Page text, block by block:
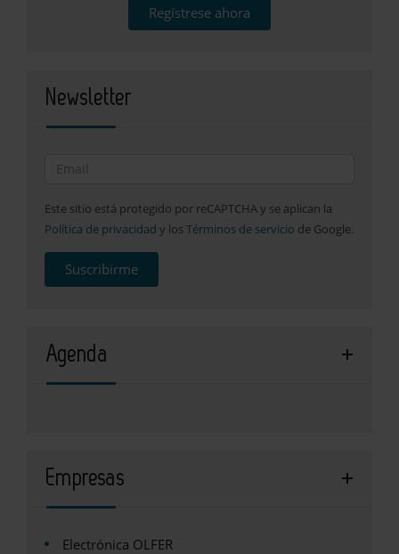
Regístrese ahora
Newsletter
Este sitio está protegido por reCAPTCHA y se aplican la
Política de privacidad y los Términos de servicio de Google.
Suscribirme
Agenda
Empresas
Electrónica OLFER